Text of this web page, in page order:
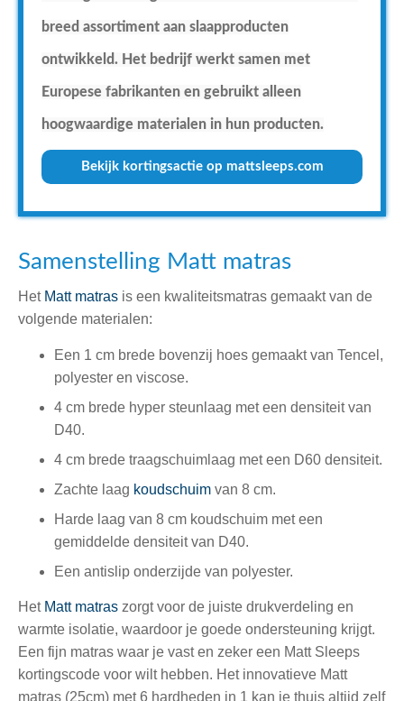
breed assortiment aan slaapproducten
ontwikkeld. Het bedrijf werkt samen met
Europese fabrikanten en gebruikt alleen
hoogwaardige materialen in hun producten.
Bekijk kortingsactie op mattsleeps.com
Samenstelling Matt matras
Het Matt matras is een kwaliteitsmatras gemaakt van de
volgende materialen:
Een 1 cm brede bovenzij hoes gemaakt van Tencel,
polyester en viscose.
4 cm brede hyper steunlaag met een densiteit van
D40.
4 cm brede traagschuimlaag met een D60 densiteit.
Zachte laag koudschuim van 8 cm.
Harde laag van 8 cm koudschuim met een
gemiddelde densiteit van D40.
Een antislip onderzijde van polyester.
Het Matt matras zorgt voor de juiste drukverdeling en
warmte isolatie, waardoor je goede ondersteuning krijgt.
Een fijn matras waar je vast en zeker een Matt Sleeps
kortingscode voor wilt hebben. Het innovatieve Matt
matras (25cm) met 6 hardheden in 1 kan je thuis altijd zelf